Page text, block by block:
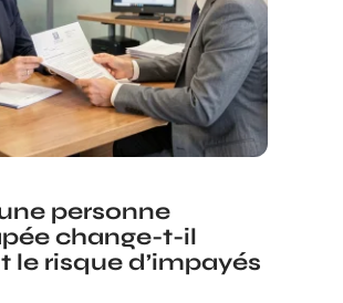
personne
change-t-il
le risque d’impayés